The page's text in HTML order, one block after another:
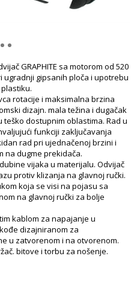
GRAPHITE sa motorom od 520
ugradnji gipsanih ploča i upotrebu
rotacije i maksimalna brzina
dizajn. mala težina i dugačak
dostupnim oblastima. Rad u
funkciji zaključavanja
rad pri ujednačenoj brzini i
na dugme prekidača.
vijaka u materijalu. Odvijač
protiv klizanja na glavnoj ručki.
koja se visi na pojasu sa
na glavnoj ručki za bolje
kablom za napajanje u
dizajniranom za
u zatvorenom i na otvorenom.
bitove i torbu za nošenje.